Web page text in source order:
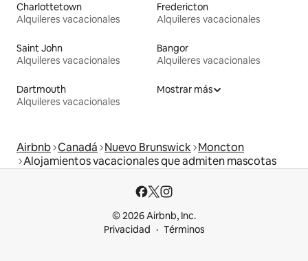
Charlottetown
Alquileres vacacionales
Fredericton
Alquileres vacacionales
Saint John
Alquileres vacacionales
Bangor
Alquileres vacacionales
Dartmouth
Alquileres vacacionales
Mostrar más
Airbnb Canadá Nuevo Brunswick Moncton
Alojamientos vacacionales que admiten mascotas
© 2026 Airbnb, Inc.
Privacidad
Términos